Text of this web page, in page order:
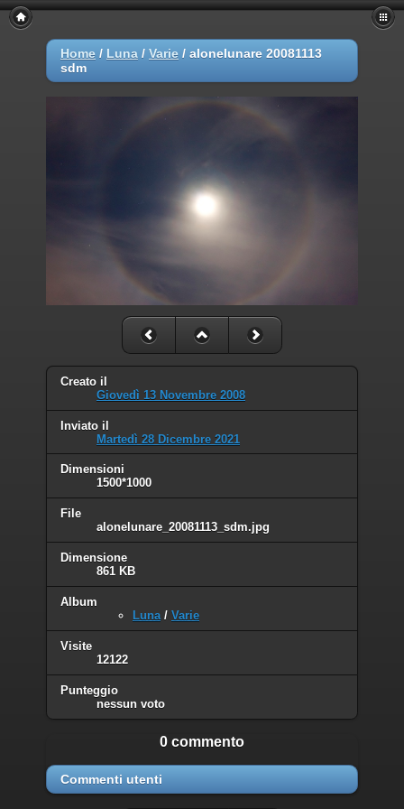
Home / Luna / Varie / alonelunare 20081113
sdm
Creato il
Giovedì 13 Novembre 2008
Inviato il
Martedì 28 Dicembre 2021
Dimensioni
1500*1000
File
alonelunare_20081113_sdm.jpg
Dimensione
861 KB
Album
Luna/ Varie
Visite
12122
Punteggio
nessun voto
0 commento
Commenti utenti